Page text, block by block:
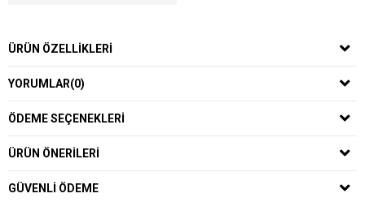
ÜRÜN ÖZELLIKLERI
YORUMLAR(0)
ÖDEME SEÇENEKLERI
ÜRÜN ÖNERILERI
GÜVENLI ÖDEME